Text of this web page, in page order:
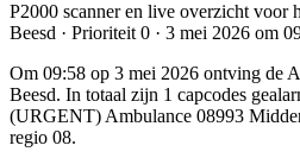
P2000 scanner en live overzicht voor
Beesd · Prioriteit 0 · 3 mei 2026 om
Om 09:58 op 3 mei 2026 ontving de
Beesd. In totaal zijn 1 capcodes
(URGENT) Ambulance 08993
regio 08.